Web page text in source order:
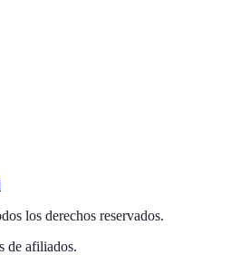
los derechos reservados.
de afiliados.